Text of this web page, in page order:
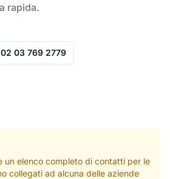
rapida.
02 03 769 2779
un elenco completo di contatti per le
collegati ad alcuna delle aziende